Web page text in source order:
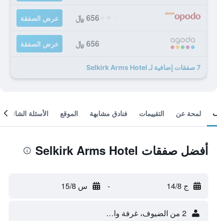
656 ﷼ عرض الصفقة
656 ﷼ عرض الصفقة
7 صفقات إضافية لـ Selkirk Arms Hotel
لمحة عن التقييمات فنادق مشابهة الموقع الأسئلة الشائعة
أفضل صفقات Selkirk Arms Hotel
ج 14/8 - س 15/8
2 من الضيوف، غرفة واحدة